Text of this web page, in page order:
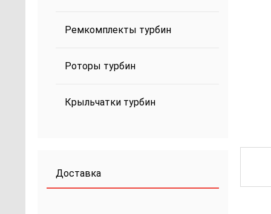
Ремкомплекты турбин
Роторы турбин
Крыльчатки турбин
Доставка